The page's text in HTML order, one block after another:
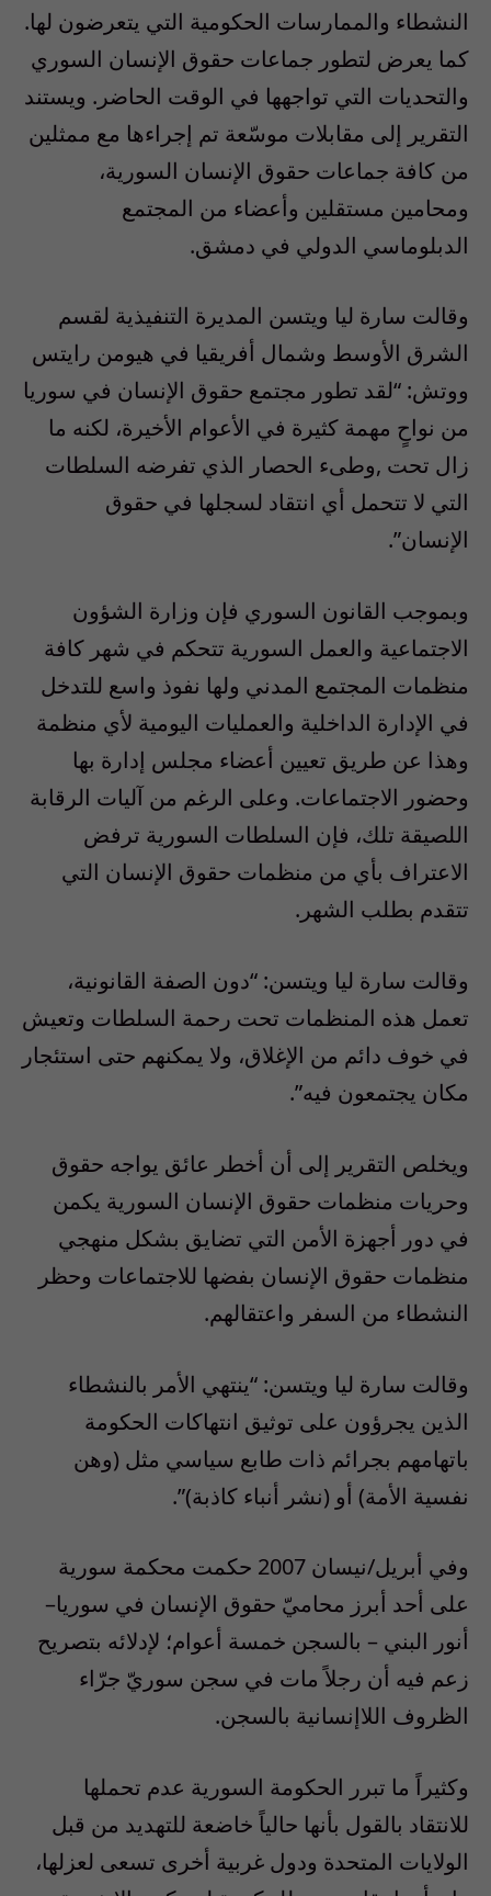
النشطاء والممارسات الحكومية التي يتعرضون لها.
كما يعرض لتطور جماعات حقوق الإنسان السوري
والتحديات التي تواجهها في الوقت الحاضر. ويستند
التقرير إلى مقابلات موسّعة تم إجراءها مع ممثلين
من كافة جماعات حقوق الإنسان السورية،
ومحامين مستقلين وأعضاء من المجتمع
الدبلوماسي الدولي في دمشق.
وقالت سارة ليا ويتسن المديرة التنفيذية لقسم
الشرق الأوسط وشمال أفريقيا في هيومن رايتس
ووتش: “لقد تطور مجتمع حقوق الإنسان في سوريا
من نواحٍ مهمة كثيرة في الأعوام الأخيرة، لكنه ما
زال تحت ,وطىء الحصار الذي تفرضه السلطات
التي لا تتحمل أي انتقاد لسجلها في حقوق
الإنسان”.
وبموجب القانون السوري فإن وزارة الشؤون
الاجتماعية والعمل السورية تتحكم في شهر كافة
منظمات المجتمع المدني ولها نفوذ واسع للتدخل
في الإدارة الداخلية والعمليات اليومية لأي منظمة
وهذا عن طريق تعيين أعضاء مجلس إدارة بها
وحضور الاجتماعات. وعلى الرغم من آليات الرقابة
اللصيقة تلك، فإن السلطات السورية ترفض
الاعتراف بأي من منظمات حقوق الإنسان التي
تتقدم بطلب الشهر.
وقالت سارة ليا ويتسن: “دون الصفة القانونية،
تعمل هذه المنظمات تحت رحمة السلطات وتعيش
في خوف دائم من الإغلاق، ولا يمكنهم حتى استئجار
مكان يجتمعون فيه”.
ويخلص التقرير إلى أن أخطر عائق يواجه حقوق
وحريات منظمات حقوق الإنسان السورية يكمن
في دور أجهزة الأمن التي تضايق بشكل منهجي
منظمات حقوق الإنسان بفضها للاجتماعات وحظر
النشطاء من السفر واعتقالهم.
وقالت سارة ليا ويتسن: “ينتهي الأمر بالنشطاء
الذين يجرؤون على توثيق انتهاكات الحكومة
باتهامهم بجرائم ذات طابع سياسي مثل (وهن
نفسية الأمة) أو (نشر أنباء كاذبة)”.
وفي أبريل/نيسان 2007 حكمت محكمة سورية
على أحد أبرز محاميّ حقوق الإنسان في سوريا–
أنور البني – بالسجن خمسة أعوام؛ لإدلائه بتصريح
زعم فيه أن رجلاً مات في سجن سوريّ جرّاء
الظروف اللاإنسانية بالسجن.
وكثيراً ما تبرر الحكومة السورية عدم تحملها
للانتقاد بالقول بأنها حالياً خاضعة للتهديد من قبل
الولايات المتحدة ودول غربية أخرى تسعى لعزلها،